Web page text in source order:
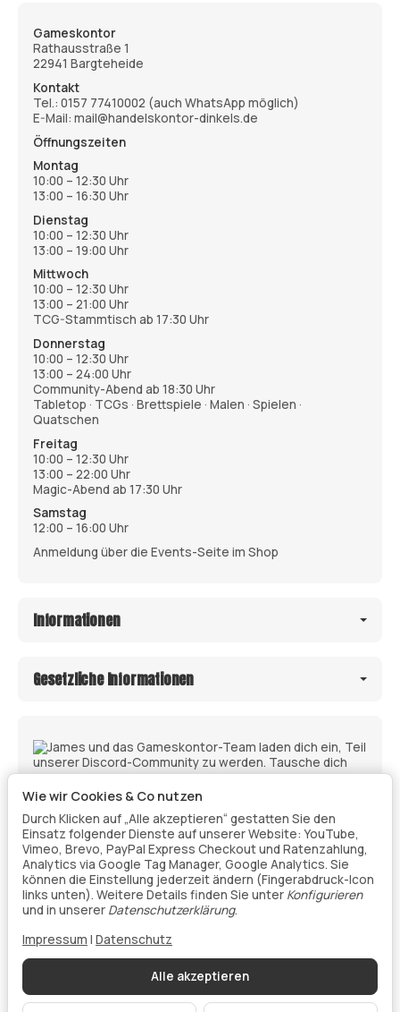
Gameskontor
Rathausstraße 1
22941 Bargteheide
Kontakt
Tel.: 0157 77410002 (auch WhatsApp möglich)
E-Mail: mail@handelskontor-dinkels.de
Öffnungszeiten
Montag
10:00 – 12:30 Uhr
13:00 – 16:30 Uhr
Dienstag
10:00 – 12:30 Uhr
13:00 – 19:00 Uhr
Mittwoch
10:00 – 12:30 Uhr
13:00 – 21:00 Uhr
TCG-Stammtisch ab 17:30 Uhr
Donnerstag
10:00 – 12:30 Uhr
13:00 – 24:00 Uhr
Community-Abend ab 18:30 Uhr
Tabletop · TCGs · Brettspiele · Malen · Spielen ·
Quatschen
Freitag
10:00 – 12:30 Uhr
13:00 – 22:00 Uhr
Magic-Abend ab 17:30 Uhr
Samstag
12:00 – 16:00 Uhr
Anmeldung über die Events-Seite im Shop
Informationen
Gesetzliche Informationen
Vertrag widerrufen
Vertrag widerrufen
Alle akzeptieren
Wie wir Cookies & Co nutzen
Durch Klicken auf „Alle akzeptieren“ gestatten Sie den
Einsatz folgender Dienste auf unserer Website: YouTube,
Vimeo, Brevo, PayPal Express Checkout und Ratenzahlung,
Analytics via Google Tag Manager, Google Analytics. Sie
können die Einstellung jederzeit ändern (Fingerabdruck-Icon
links unten). Weitere Details finden Sie unter Konfigurieren
und in unserer Datenschutzerklärung.
Impressum | Datenschutz